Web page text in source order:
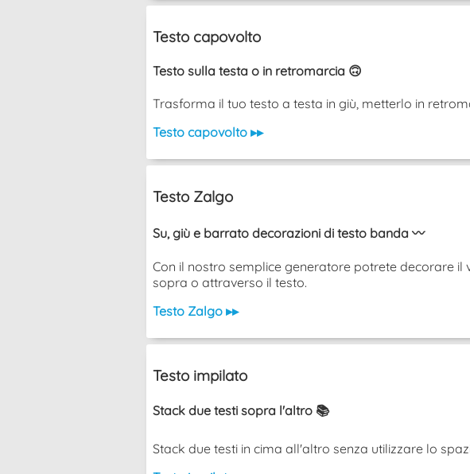
Testo capovolto
Testo sulla testa o in retromarcia 🙃
Trasforma il tuo testo a testa in giù, metterlo in
Testo capovolto ▸▸
Testo Zalgo
Su, giù e barrato decorazioni di testo banda 〰️
Con il nostro semplice generatore potrete decorare
sopra o attraverso il testo.
Testo Zalgo ▸▸
Testo impilato
Stack due testi sopra l'altro 📚
Stack due testi in cima all'altro senza utilizzare lo